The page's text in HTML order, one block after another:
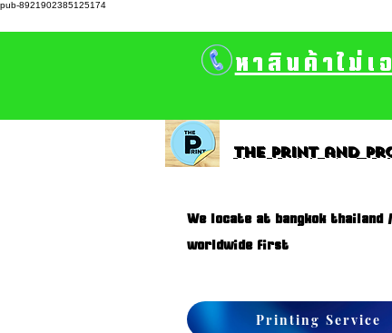
pub-8921902385125174
หาสินค้าไม่
The print and
We locate at bangkok thailand
worldwide first
Printing Service